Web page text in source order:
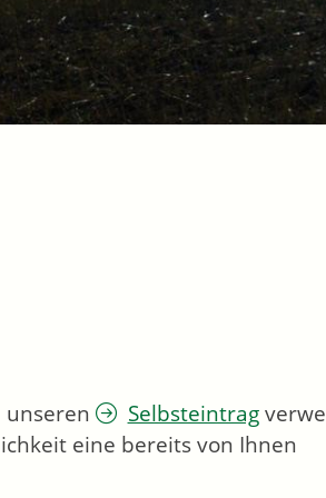
unseren Selbsteintrag
eine bereits von Ihnen